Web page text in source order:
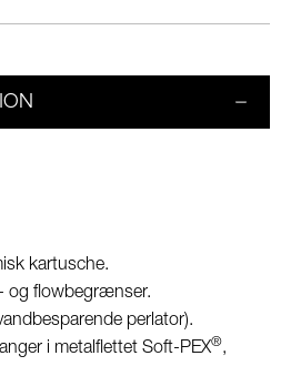
kartusche.
og flowbegrænser.
perlator).
i metalflettet Soft-PEX®,